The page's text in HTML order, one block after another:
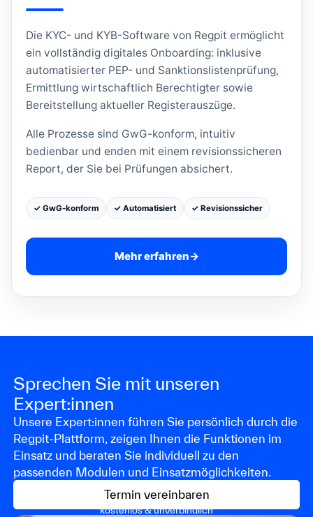
Die KYC- und KYB-Software von Regpit ermöglicht
ein vollständig digitales Onboarding: inklusive
automatisierter PEP- und Sanktionslistenprüfung,
Ermittlung wirtschaftlich Berechtigter sowie
Bereitstellung aktueller Registerauszüge.
Alle Prozesse sind GwG-konform, intuitiv
bedienbar und enden mit einem revisionssicheren
Report, der Sie bei Prüfungen absichert.
✓ GwG-konform ✓ Automatisiert ✓ Revisionssicher
Mehr erfahren→
Sprechen Sie mit unseren
Expert:innen
Unsere Expert:innen führen Sie persönlich durch die
Regpit-Plattform, zeigen Ihnen die Funktionen im
Einsatz und beraten Sie individuell zu den
passenden Modulen und Einsatzmöglichkeiten.
Termin vereinbaren
kostenlos & unverbindlich